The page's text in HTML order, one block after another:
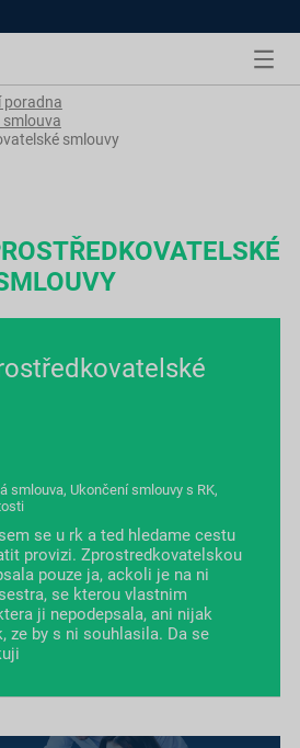
poradna
smlouvy
smlouva, Ukončení smlouvy s RK,
se u rk a ted hledame cestu
provizi. Zprostredkovatelskou
pouze ja, ackoli je na ni
se kterou vlastnim
ji nepodepsala, ani nijak
ze by s ni souhlasila. Da se